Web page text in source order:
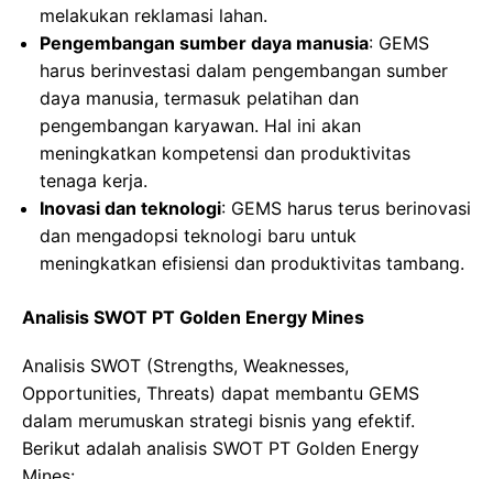
melakukan reklamasi lahan.
Pengembangan sumber daya manusia: GEMS
harus berinvestasi dalam pengembangan sumber
daya manusia, termasuk pelatihan dan
pengembangan karyawan. Hal ini akan
meningkatkan kompetensi dan produktivitas
tenaga kerja.
Inovasi dan teknologi: GEMS harus terus berinovasi
dan mengadopsi teknologi baru untuk
meningkatkan efisiensi dan produktivitas tambang.
Analisis SWOT PT Golden Energy Mines
Analisis SWOT (Strengths, Weaknesses,
Opportunities, Threats) dapat membantu GEMS
dalam merumuskan strategi bisnis yang efektif.
Berikut adalah analisis SWOT PT Golden Energy